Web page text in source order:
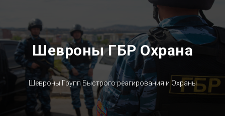
Шевроны ГБР Охрана
Шевроны Групп Быстрого реагирования и Охраны